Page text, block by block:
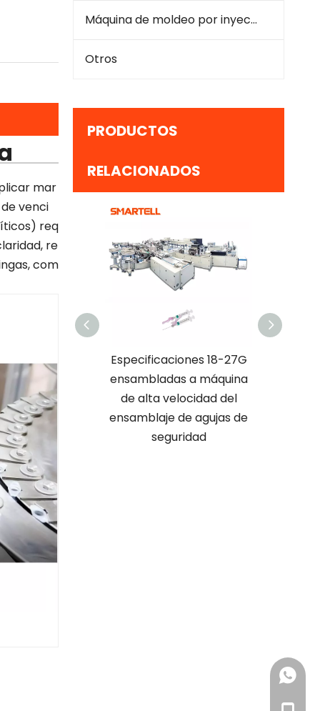
mar
venci
req
re
com
Máquina de moldeo por inyección de plástico
Otros
PRODUCTOS
RELACIONADOS
de jeringa
de 5 ml, canal
moldes
de alta
Especificaciones 18-27G
ensambladas a máquina
de alta velocidad del
ensamblaje de agujas de
seguridad
+86